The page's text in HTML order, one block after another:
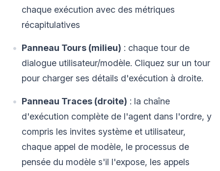
chaque exécution avec des métriques
récapitulatives
Panneau Tours (milieu) : chaque tour de
dialogue utilisateur/modèle. Cliquez sur un tour
pour charger ses détails d'exécution à droite.
Panneau Traces (droite) : la chaîne
d'exécution complète de l'agent dans l'ordre, y
compris les invites système et utilisateur,
chaque appel de modèle, le processus de
pensée du modèle s'il l'expose, les appels